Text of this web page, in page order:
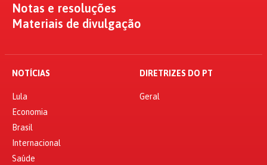
Notas e resoluções
Materiais de divulgação
NOTÍCIAS
Lula
Economia
Brasil
Internacional
Saúde
DIRETRIZES DO PT
Geral